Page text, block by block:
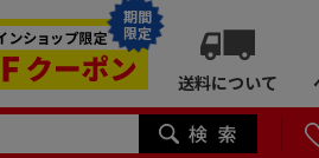
期間
限定
送料について